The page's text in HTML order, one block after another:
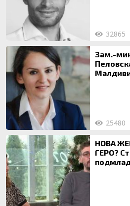
32865
Зам.-
25480
НОВА
ГЕРО?